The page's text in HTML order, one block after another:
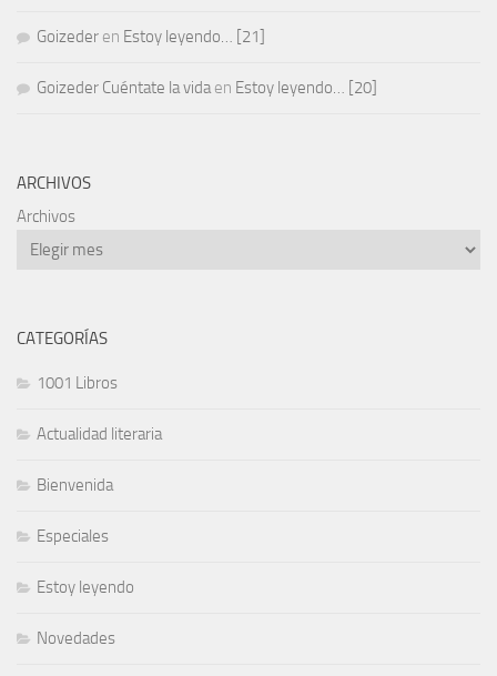
Goizeder en Estoy leyendo… [21]
Goizeder Cuéntate la vidaen Estoy leyendo… [20]
ARCHIVOS
Archivos
CATEGORÍAS
1001 Libros
Actualidad literaria
Bienvenida
Especiales
Estoy leyendo
Novedades